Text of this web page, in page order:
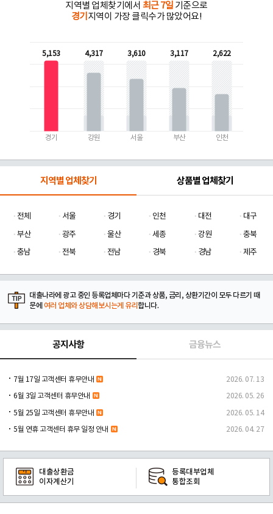
지역별 업체찾기에서 최근 7일 기준으로
경기 지역이 가장 클릭수가 많았어요!
5,153
경기
4,317
강원
3,610
서울
3,117
부산
2,622
인천
지역별 업체찾기 상품별 업체찾기
전체 서울 경기 인천 대전
대구
부산
광주 울산 세종 강원
충북
충남
전북 전남 경북 경남 제주
대출나라에 광고 중인 등록업체마다 기준과 상품, 금리, 상환기간이 모두 다르기 때
문에 여러 업체와 상담해보시는게 유리합니다.
공지사항 금융뉴스
7월 17일 고객센터 휴무안내 2026. 07. 13
6월 3일 고객센터 휴무안내 2026. 05. 26
5월 25일 고객센터 휴무안내 2026. 05. 14
5월 연휴 고객센터 휴무 일정 안내 2026. 04. 27
대출상환금
이자계산기
등록대부업체
통합조회